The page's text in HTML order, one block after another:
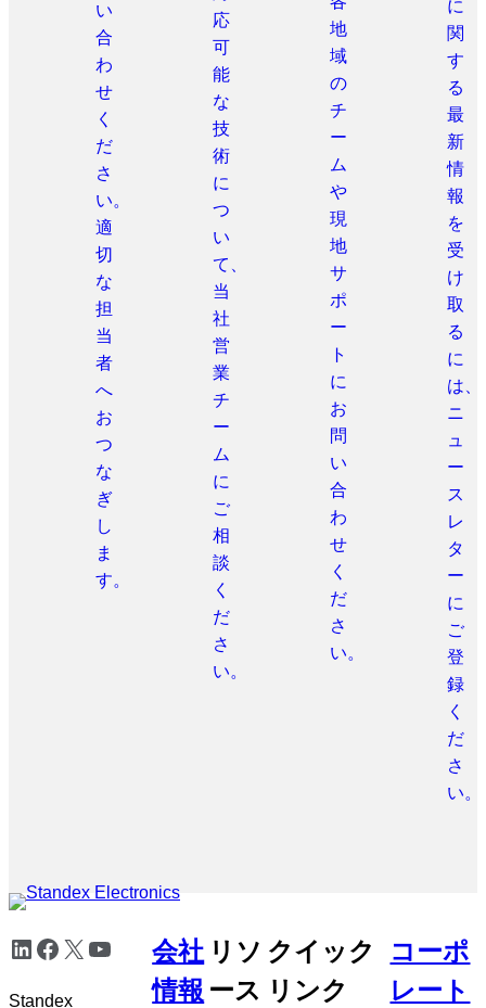
い
合
わ
せ
く
だ
さ
い。
適
切
な
担
当
者
へ
お
つ
な
ぎ
し
ま
す。
応
可
能
な
技
術
に
つ
い
て、
当
社
営
業
チ
ー
ム
に
ご
相
談
く
だ
さ
い。
地
域
の
チ
ー
ム
や
現
地
サ
ポ
ー
ト
に
お
問
い
合
わ
せ
く
だ
さ
い。
に
関
す
る
最
新
情
報
を
受
け
取
る
に
は、
ニ
ュ
ー
ス
レ
タ
ー
に
ご
登
録
く
だ
さ
い。
LinkedIn
Facebook
X YouTube
Standex
タ
ビ
会社
情報
リソ
ース
クイック
リンク
コーポ
レート